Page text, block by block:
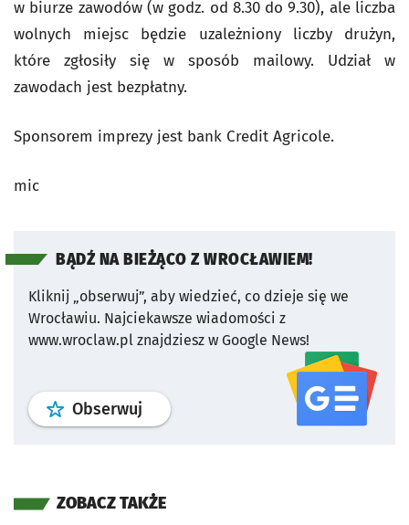
w biurze zawodów (w godz. od 8.30 do 9.30), ale liczba
wolnych miejsc będzie uzależniony liczby drużyn,
które zgłosiły się w sposób mailowy. Udział w
zawodach jest bezpłatny.
Sponsorem imprezy jest bank Credit Agricole.
mic
BĄDŹ NA BIEŻĄCO Z WROCŁAWIEM!
Kliknij „obserwuj”, aby wiedzieć, co dzieje się we
Wrocławiu. Najciekawsze wiadomości z
www.wroclaw.pl znajdziesz w Google News!
Obserwuj profil serwisu
ZOBACZ TAKŻE